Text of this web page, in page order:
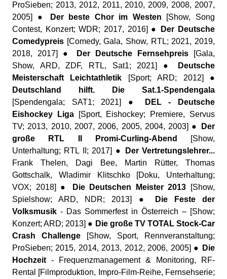
ProSieben; 2013, 2012, 2011, 2010, 2009, 2008, 2007,
2005] ●
Der beste Chor im Westen [Show, Song
Contest, Konzert; WDR; 2017, 2016] ●
Der Deutsche
Comedypreis [Comedy, Gala, Show, RTL; 2021, 2019,
2018, 2017] ●
Der Deutsche Fernsehpreis[Gala,
Show, ARD, ZDF, RTL, Sat1; 2021] ●
Deutsche
Meisterschaft Leichtathletik [Sport; ARD; 2012] ●
Deutschland hilft. Die Sat.1-Spendengala
[Spendengala; SAT1; 2021] ●
DEL - Deutsche
Eishockey Liga[Sport, Eishockey; Premiere, Servus
TV; 2013, 2010, 2007, 2006, 2005, 2004, 2003] ●
Der
große RTL II Promi-Curling-Abend
[Show,
Unterhaltung; RTL II; 2017] ●
Der Vertretungslehrer...
Frank Thelen, Dagi Bee, Martin Rütter, Thomas
Gottschalk, Wladimir Klitschko [Doku, Unterhaltung;
VOX; 2018] ●
Die Deutschen Meister 2013 [Show,
Spielshow; ARD, NDR; 2013] ●
Die Feste der
Volksmusik - Das Sommerfest in Österreich – [Show;
Konzert; ARD; 2013] ● Die große TV TOTAL Stock-Car
Crash Challenge [Show, Sport, Rennveranstaltung;
ProSieben; 2015, 2014, 2013, 2012, 2006, 2005] ●
Die
Hochzeit - Frequenzmanagement & Monitoring, RF-
Rental [Filmproduktion, Impro-Film-Reihe, Fernsehserie;